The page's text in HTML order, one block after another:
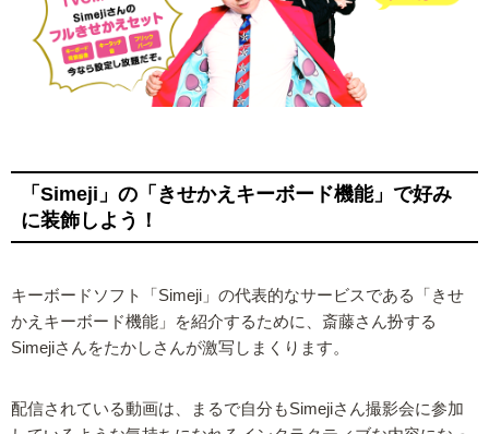
「Simeji」の「きせかえキーボード機能」で好み
に装飾しよう！
キーボードソフト「Simeji」の代表的なサービスである「きせ
かえキーボード機能」を紹介するために、斎藤さん扮する
Simejiさんをたかしさんが激写しまくります。
配信されている動画は、まるで自分もSimejiさん撮影会に参加